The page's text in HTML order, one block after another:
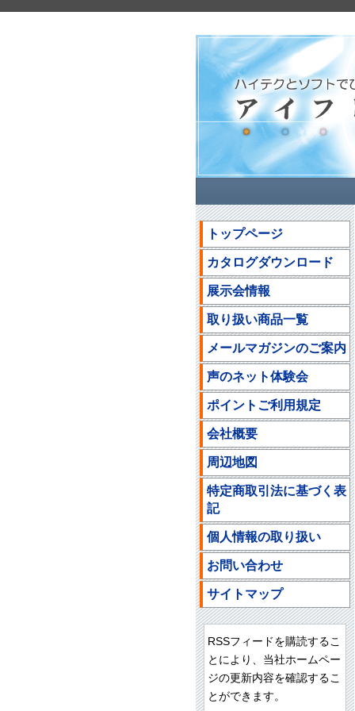
トップページ
カタログダウンロード
展示会情報
取り扱い商品一覧
メールマガジンのご案内
声のネット体験会
ポイントご利用規定
会社概要
周辺地図
特定商取引法に基づく表
記
個人情報の取り扱い
お問い合わせ
サイトマップ
RSSフィードを購読するこ
とにより、当社ホームペー
ジの更新内容を確認するこ
とができます。